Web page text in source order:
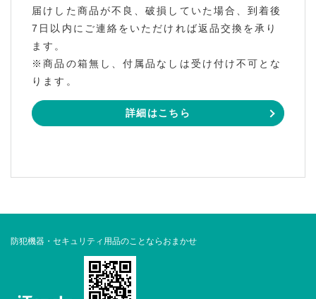
届けした商品が不良、破損していた場合、到着後
7日以内にご連絡をいただければ返品交換を承り
ます。
※商品の箱無し、付属品なしは受け付け不可とな
ります。
詳細はこちら
防犯機器・セキュリティ用品のことならおまかせ